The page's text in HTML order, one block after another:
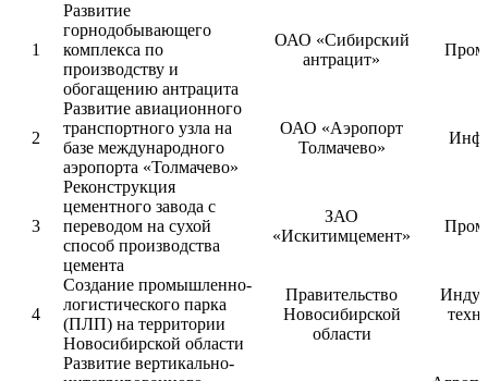
1
Развитие
горнодобывающего
комплекса по
производству и
обогащению антрацита
ОАО «Сибирский
антрацит»
2
Развитие авиационного
транспортного узла на
базе международного
аэропорта «Толмачево»
ОАО «Аэропорт
Толмачево»
3
Реконструкция
цементного завода с
переводом на сухой
способ производства
цемента
ЗАО
«Искитимцемент»
4
Создание промышленно-
логистического парка
(ПЛП) на территории
Новосибирской области
Правительство
Новосибирской
области
Развитие вертикально-